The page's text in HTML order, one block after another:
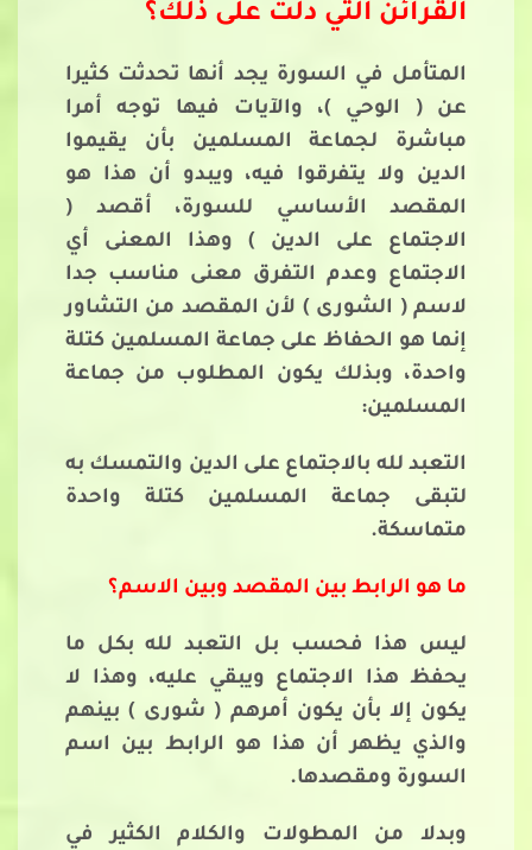
القرائن التي دلت على ذلك؟
المتأمل في السورة يجد أنها تحدثت كثيرا
عن ( الوحي )، والآيات فيها توجه أمرا
مباشرة لجماعة المسلمين بأن يقيموا
الدين ولا يتفرقوا فيه، ويبدو أن هذا هو
المقصد الأساسي للسورة، أقصد (
الاجتماع على الدين ) وهذا المعنى أي
الاجتماع وعدم التفرق معنى مناسب جدا
لاسم ( الشورى ) لأن المقصد من التشاور
إنما هو الحفاظ على جماعة المسلمين كتلة
واحدة، وبذلك يكون المطلوب من جماعة
المسلمين:
التعبد لله بالاجتماع على الدين والتمسك به
لتبقى جماعة المسلمين كتلة واحدة
متماسكة.
ما هو الرابط بين المقصد وبين الاسم؟
ليس هذا فحسب بل التعبد لله بكل ما
يحفظ هذا الاجتماع ويبقي عليه، وهذا لا
يكون إلا بأن يكون أمرهم ( شورى ) بينهم
والذي يظهر أن هذا هو الرابط بين اسم
السورة ومقصدها.
وبدلا من المطولات والكلام الكثير في